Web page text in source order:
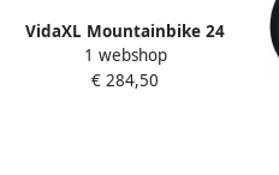
VidaXL Mountainbike 24
Inch 6-Snelheid voor 8-12
jaar oud Groen
1 webshop
€ 284,50